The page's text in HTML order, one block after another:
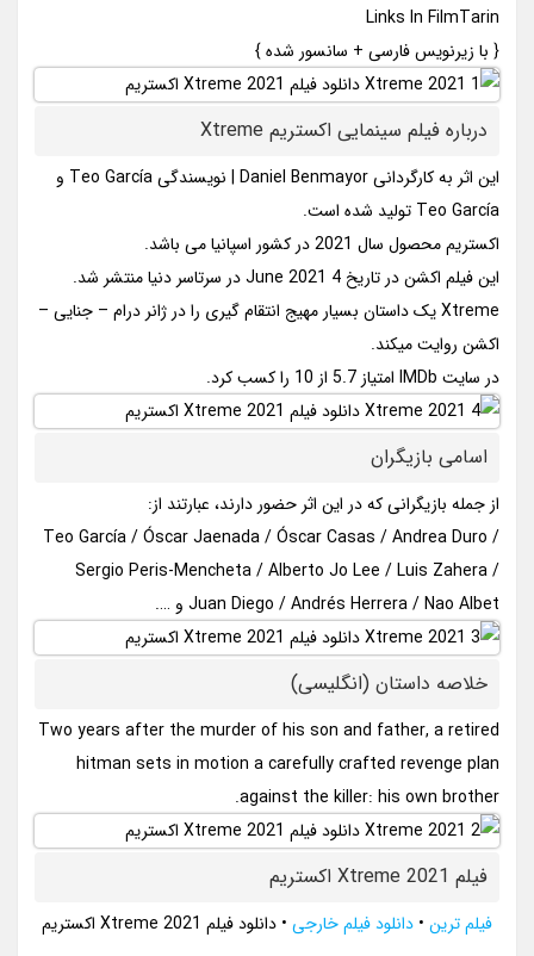
Links In FilmTarin
{ با زیرنویس فارسی + سانسور شده }
درباره فیلم سینمایی اکستریم Xtreme
این اثر به کارگردانی Daniel Benmayor | نویسندگی Teo García و
Teo García تولید شده است.
اکستریم محصول سال 2021 در کشور اسپانیا می باشد.
این فیلم اکشن در تاریخ 4 June 2021 در سرتاسر دنیا منتشر شد.
Xtreme یک داستان بسیار مهیج انتقام گیری را در ژانر درام – جنایی –
اکشن روایت میکند.
در سایت IMDb امتیاز 5.7 از 10 را کسب کرد.
اسامی بازیگران
از جمله بازیگرانی که در این اثر حضور دارند، عبارتند از:
Teo García / Óscar Jaenada / Óscar Casas / Andrea Duro /
Sergio Peris-Mencheta / Alberto Jo Lee / Luis Zahera /
Juan Diego / Andrés Herrera / Nao Albet و ….
خلاصه داستان (انگلیسی)
Two years after the murder of his son and father, a retired
hitman sets in motion a carefully crafted revenge plan
against the killer: his own brother.
فیلم Xtreme 2021 اکستریم
فیلم ترین • دانلود فیلم خارجی • دانلود فیلم Xtreme 2021 اکستریم